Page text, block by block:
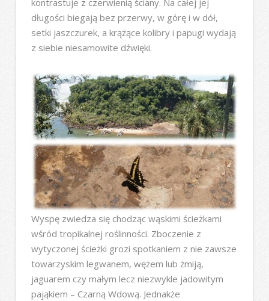
kontrastuje z czerwienią ściany. Na całej jej
długości biegają bez przerwy, w górę i w dół,
setki jaszczurek, a krążące kolibry i papugi wydają
z siebie niesamowite dźwięki.
Wyspę zwiedza się chodząc wąskimi ścieżkami
wśród tropikalnej roślinności. Zboczenie z
wytyczonej ścieżki grozi spotkaniem z nie zawsze
towarzyskim legwanem, wężem lub żmiją,
jaguarem czy małym lecz niezwykle jadowitym
pająkiem – Czarną Wdową. Jednakże